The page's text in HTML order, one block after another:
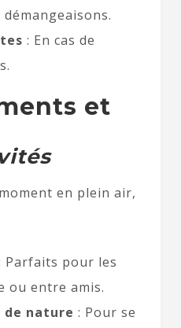
: En cas de
et
en plein air,
Parfaits pour les
ou entre amis.
de nature : Pour se